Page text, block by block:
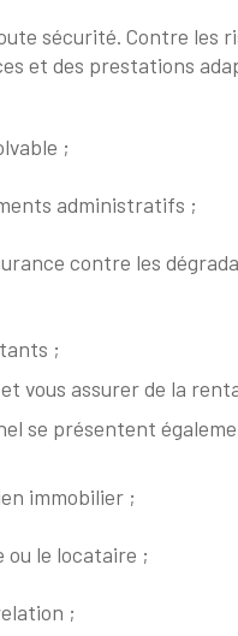
sécurité. Contre les
et des prestations
;
administratifs ;
contre les
;
vous assurer de la
se présentent
immobilier ;
le locataire ;
;